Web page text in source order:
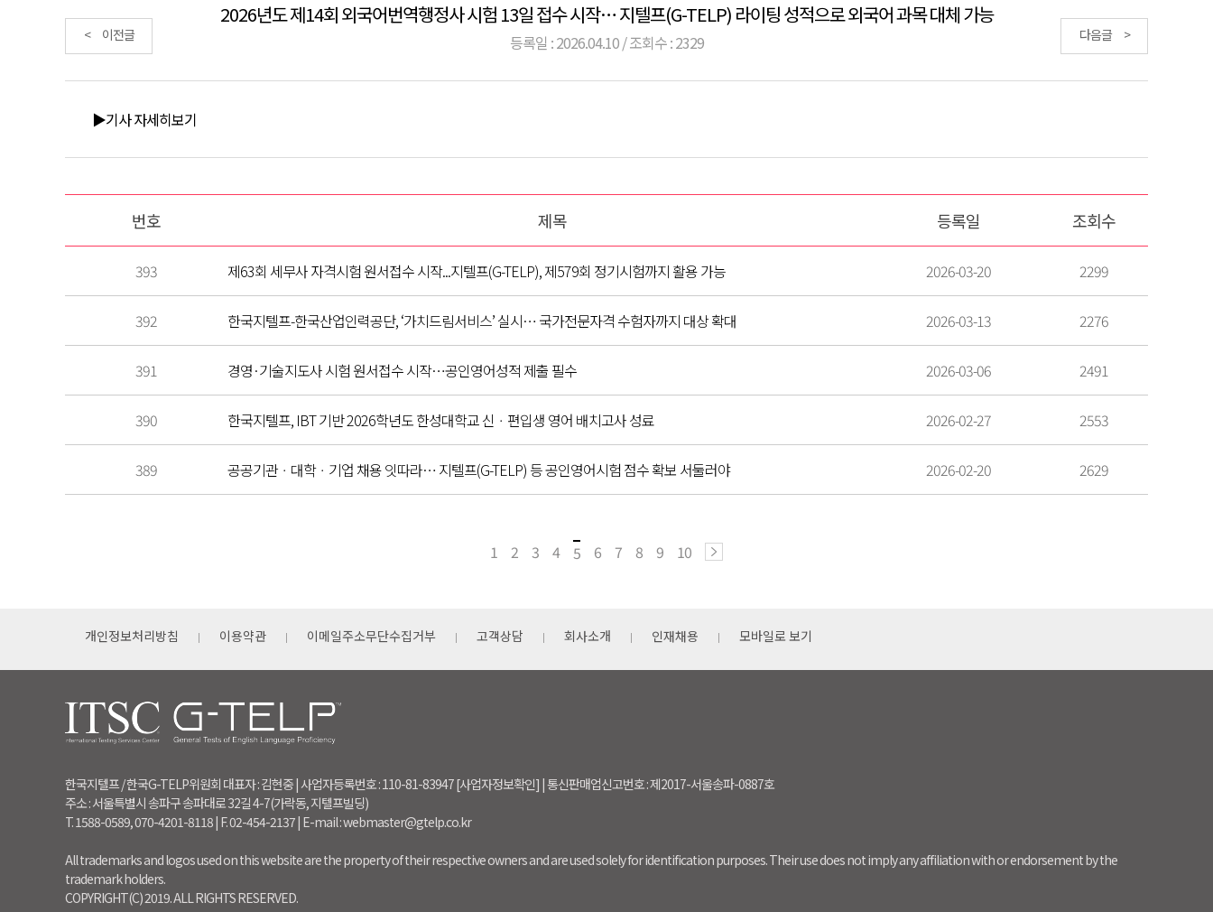
2026년도 제14회 외국어번역행정사 시험 13일 접수 시작… 지텔프(G-TELP) 라이팅 성적으로 외국어 과목 대체 가능
등록일 : 2026.04.10 / 조회수 : 2329
< 이전글 다음글 >
▶기사 자세히보기
번호 제목 등록일 조회수
393 제63회 세무사 자격시험 원서접수 시작...지텔프(G-TELP), 제579회 정기시험까지 활용 가능 2026-03-20 2299
392 한국지텔프-한국산업인력공단, ‘가치드림서비스’ 실시… 국가전문자격 수험자까지 대상 확대 2026-03-13 2276
391 경영·기술지도사 시험 원서접수 시작…공인영어성적 제출 필수 2026-03-06 2491
390 한국지텔프, IBT 기반 2026학년도 한성대학교 신ㆍ편입생 영어 배치고사 성료 2026-02-27 2553
389 공공기관ㆍ대학ㆍ기업 채용 잇따라… 지텔프(G-TELP) 등 공인영어시험 점수 확보 서둘러야 2026-02-20 2629
1 2 3 4 5 6 7 8 9 10
개인정보처리방침 이용약관 이메일주소무단수집거부 고객상담 회사소개 인재채용 모바일로 보기
한국지텔프 / 한국G-TELP위원회 대표자 : 김현중 | 사업자등록번호 : 110-81-83947 [사업자정보확인] | 통신판매업신고번호 : 제2017-서울송파-0887호
주소 : 서울특별시 송파구 송파대로 32길 4-7(가락동, 지텔프빌딩)
T. 1588-0589, 070-4201-8118 | F. 02-454-2137 | E-mail : webmaster@gtelp.co.kr
All trademarks and logos used on this website are the property of their respective owners and are used solely for identification purposes. Their use does not imply any affiliation with or endorsement by the
trademark holders.
COPYRIGHT(C) 2019. ALL RIGHTS RESERVED.